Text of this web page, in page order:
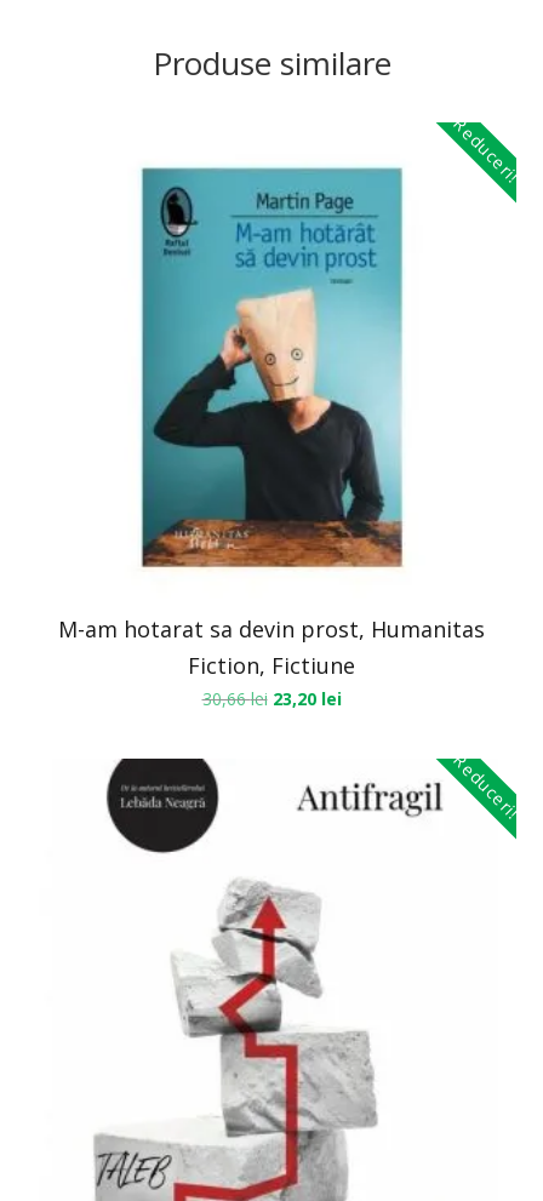
Produse similare
Reduceri!
M-am hotarat sa devin prost, Humanitas
Fiction, Fictiune
30,66lei 23,20 lei
Reduceri!